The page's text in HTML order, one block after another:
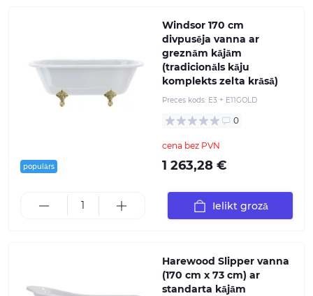
populārs
Windsor 170 cm
divpusēja vanna ar
greznām kājām
(tradicionāls kāju
komplekts zelta krāsā)
Preces kods: E3 + E11GOLD
0
cena bez PVN
1 263,28 €
Ielikt grozā
Harewood Slipper vanna
(170 cm x 73 cm) ar
standarta kājām